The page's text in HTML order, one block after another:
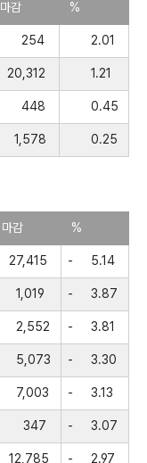
마감 %
254 2.01
20,312 1.21
448 0.45
1,578 0.25
마감 %
27,415 - 5.14
1,019 - 3.87
2,552 - 3.81
5,073 - 3.30
7,003 - 3.13
347 - 3.07
12,785 - 2.97